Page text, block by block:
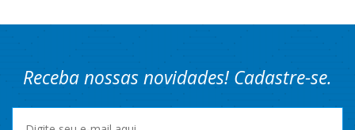
Receba nossas novidades! Cadastre-se.